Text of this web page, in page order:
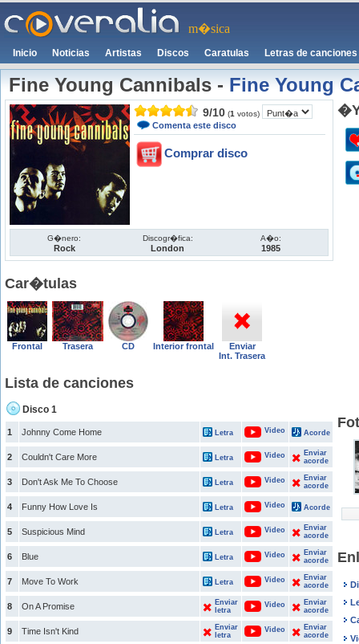
m�sica
Inicio Noticias Artistas Discos Caratulas Letras de canciones
Fine Young Cannibals-Fine Young
9/10 (1 votos)
Comenta este disco
Comprar disco
G�nero:
Rock
Discogr�fica:
London
A�o:
1985
Car�tulas
Frontal Trasera CD Interior frontal
Enviar
Int. Trasera
Lista de canciones
Disco 1
1 Johnny Come Home Letra Video Acorde
2 Couldn't Care More Letra Video
Enviar
acorde
3 Don't Ask Me To Choose Letra Video
Enviar
acorde
4 Funny How Love Is Letra Video Acorde
5 Suspicious Mind Letra Video
Enviar
acorde
6 Blue Letra Video
Enviar
acorde
7 Move To Work Letra Video
Enviar
acorde
8 On A Promise
Enviar
letra
Video
Enviar
acorde
9 Time Isn't Kind
Enviar
letra
Video
Enviar
acorde